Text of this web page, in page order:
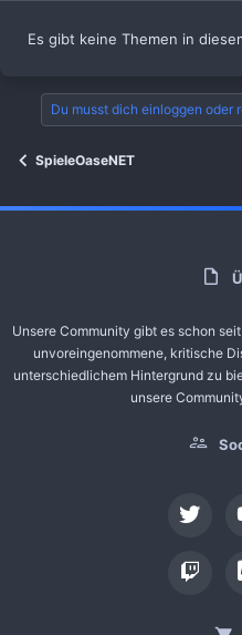
Es gibt keine Themen in
Du musst dich einloggen oder
SpieleOaseNET
Unsere Community gibt es schon
unvoreingenommene, kritische
unterschiedlichem Hintergrund zu
unsere